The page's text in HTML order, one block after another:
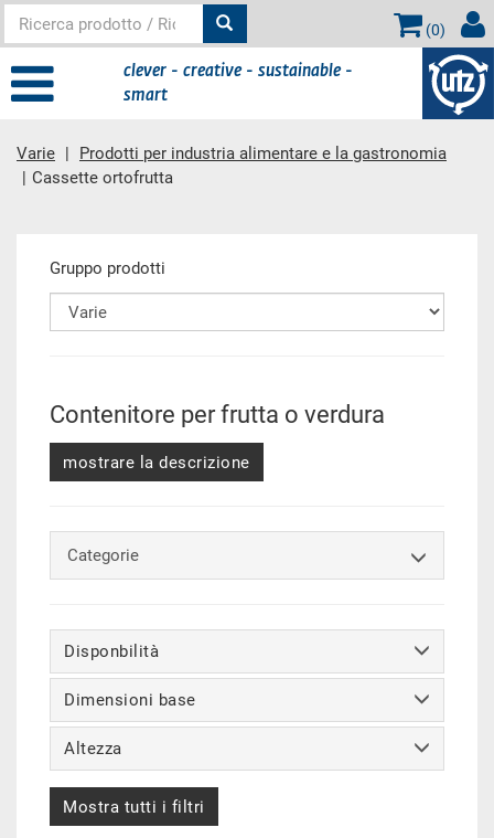
(0)
clever - creative - sustainable -
smart
Varie
Prodotti per industria alimentare e la gastronomia
Cassette ortofrutta
contenuto principale
Gruppo prodotti
Contenitore per frutta o verdura
mostrare la descrizione
Categorie
Disponbilità
Dimensioni base
Altezza
Mostra tutti i filtri